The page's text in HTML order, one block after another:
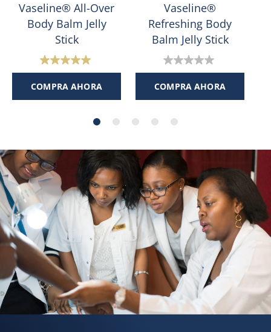
Vaseline® All-Over
Body Balm Jelly
Stick
5.0
de
COMPRA AHORA
Vaseline®
Refreshing Body
Balm Jelly Stick
0.0
de
COMPRA AHORA